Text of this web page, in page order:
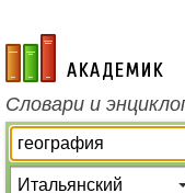
academic.ru
Словари и